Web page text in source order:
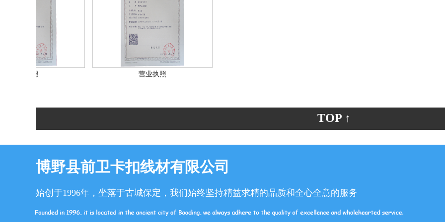
营业执照
TOP ↑
博野县前卫卡扣线材有限公司
始创于1996年，坐落于古城保定，我们始终坚持精益求精的品质和全心全意的服务